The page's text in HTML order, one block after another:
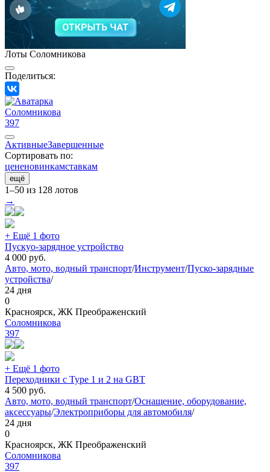
Лоты Соломникова
Поделиться:
Соломникова
397
АктивныеЗавершенные
Сортировать по:
цененовинкамставкам
ещё
1–50 из 128 лотов
→
+ Ещё 1 фото
Пускуо-зарядное устройство
4 000 руб.
Авто, мото, водный транспорт/Инструмент/Пуско-зарядные
устройства/
24 дня
0
Красноярск, ЖК Преображенский
Соломникова
397
+ Ещё 1 фото
Переходники с Type 1 и 2 на GBT
4 500 руб.
Авто, мото, водный транспорт/Оснащение, оборудование,
аксессуары/Электроприборы для автомобиля/
24 дня
0
Красноярск, ЖК Преображенский
Соломникова
397